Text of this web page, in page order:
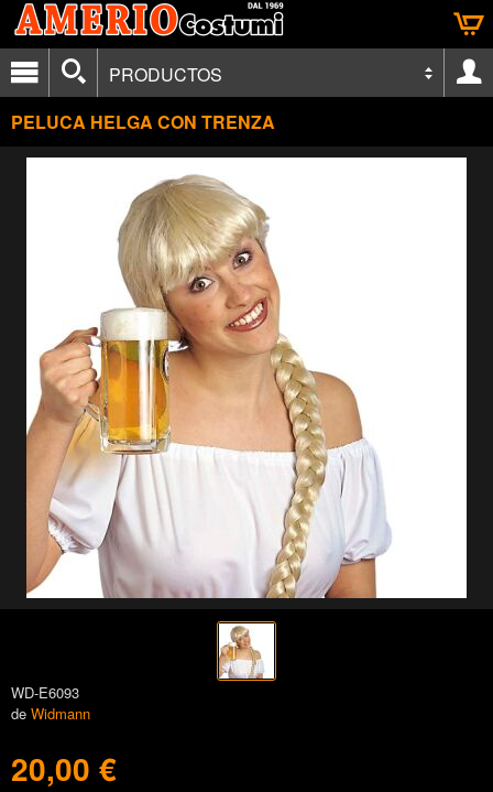
PRODUCTOS
PELUCA HELGA CON TRENZA
WD-E6093
de Widmann
20,00 €